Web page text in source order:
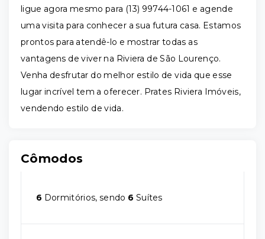
ligue agora mesmo para (13) 99744-1061 e agende
uma visita para conhecer a sua futura casa. Estamos
prontos para atendê-lo e mostrar todas as
vantagens de viver na Riviera de São Lourenço.
Venha desfrutar do melhor estilo de vida que esse
lugar incrível tem a oferecer. Prates Riviera Imóveis,
vendendo estilo de vida.
Cômodos
6 Dormitórios, sendo 6 Suítes